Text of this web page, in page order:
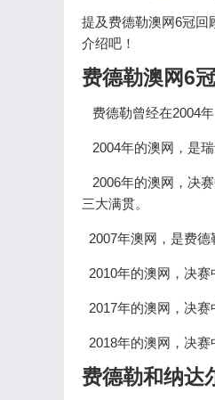
提及费德勒澳网6冠回
介绍吧！
费德勒澳网6
费德勒曾经在2004年
2004年的澳网，是
2006年的澳网，决
三大满贯。
2007年澳网，是费
2010年的澳网，决赛
2017年的澳网，决
2018年的澳网，决赛
费德勒和纳达